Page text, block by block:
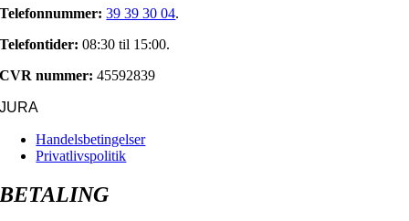
Telefonnummer: 39 39 30 04.
Telefontider: 08:30 til 15:00.
CVR nummer: 45592839
JURA
Handelsbetingelser
Privatlivspolitik
BETALING